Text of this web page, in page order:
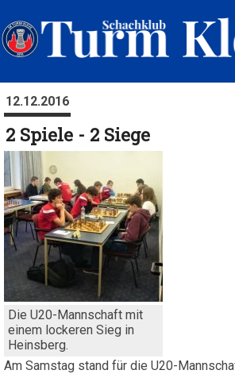
12.12.2016
2 Spiele - 2 Siege
Die U20-Mannschaft mit
einem lockeren Sieg in
Heinsberg.
Am Samstag stand für die U20-